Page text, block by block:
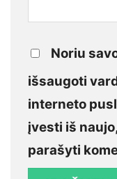
Noriu
išsaugoti
interneto
įvesti iš
parašyti